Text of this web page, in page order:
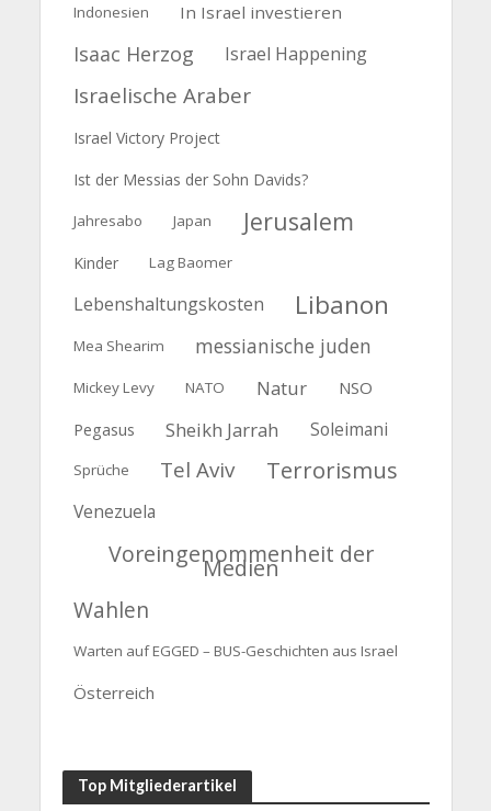
Indonesien In Israel investieren
Isaac Herzog Israel Happening
Israelische Araber
Israel Victory Project
Ist der Messias der Sohn Davids?
Jahresabo Japan Jerusalem
Kinder Lag Baomer
Lebenshaltungskosten Libanon
Mea Shearim messianische juden
Mickey Levy NATO Natur
NSO
Pegasus
Sheikh Jarrah Soleimani
Sprüche Tel Aviv Terrorismus
Venezuela
Voreingenommenheit der
Medien
Wahlen
Warten auf EGGED – BUS-Geschichten aus Israel
Österreich
Top Mitgliederartikel